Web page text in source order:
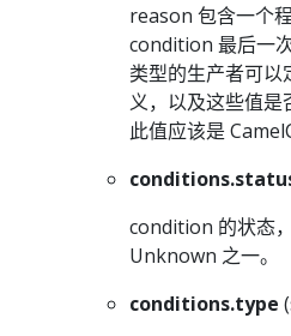
reason 包含一个
condition 最后一
类型的生产者可
义，以及这些值是
此值应该是
condition 的状态
Unknown 之一。
conditions.type